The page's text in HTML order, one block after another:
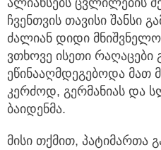
ჩვენთვის თავისი შანსი
ძალიან დიდი
ვთხოვე ისეთი რაღაცები
ეწინააღმდეგებოდა მათ
კერძოდ, გერმანიას და
ბაიდენმა.
მისი თქმით, პატიმართა